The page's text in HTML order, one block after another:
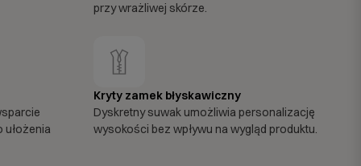
przy wrażliwej skórze.
Kryty zamek błyskawiczny
Dyskretny suwak umożliwia personalizację
wysokości bez wpływu na wygląd produktu.